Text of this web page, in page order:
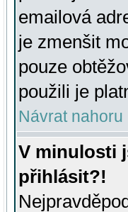
emailová
je zmenšit
pouze
použili je
Návrat nahoru
V minulosti
přihlásit?!